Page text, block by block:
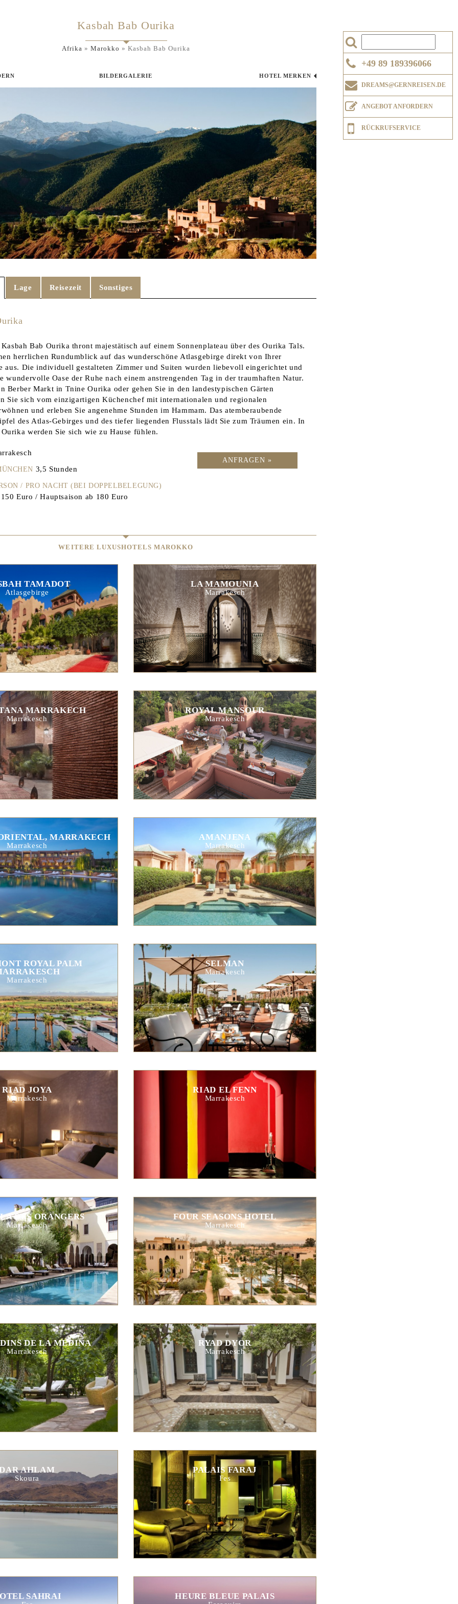
+49 89 189396066
DREAMS@GERNREISEN.DE
ANGEBOT ANFORDERN
RÜCKRUFSERVICE
Kasbah Bab Ourika
Afrika » Marokko » Kasbah Bab Ourika
BILDERGALERIE HOTEL MERKEN
Lage Reisezeit Sonstiges
Bab Ourika thront majestätisch auf einem Sonnenplateau über des Ourika Tals.
herrlichen Rundumblick auf das wunderschöne Atlasgebirge direkt von Ihrer
aus. Die individuell gestalteten Zimmer und Suiten wurden liebevoll eingerichtet und
wundervolle Oase der Ruhe nach einem anstrengenden Tag in der traumhaften Natur.
Berber Markt in Tnine Ourika oder gehen Sie in den landestypischen Gärten
Sie sich vom einzigartigen Küchenchef mit internationalen und regionalen
und erleben Sie angenehme Stunden im Hammam. Das atemberaubende
des Atlas-Gebirges und des tiefer liegenden Flusstals lädt Sie zum Träumen ein. In
werden Sie sich wie zu Hause fühlen.
3,5 Stunden
/ PRO NACHT (BEI DOPPELBELEGUNG)
Euro / Hauptsaison ab 180 Euro
ANFRAGEN »
WEITERE LUXUSHOTELS MAROKKO
TAMADOT
Atlasgebirge
LA MAMOUNIA
Marrakesch
MARRAKECH
Marrakesch
ROYAL MANSOUR
Marrakesch
MARRAKECH
Marrakesch
AMANJENA
Marrakesch
ROYAL PALM
Marrakesch
SELMAN
Marrakesch
RIAD JOYA
Marrakesch
RIAD EL FENN
Marrakesch
DES ORANGERS
Marrakesch
FOUR SEASONS HOTEL
Marrakesch
DE LA MEDINA
Marrakesch
RYAD DYOR
Marrakesch
AHLAM
Skoura
PALAIS FARAJ
Fes
SAHRAI HEURE BLEUE PALAIS